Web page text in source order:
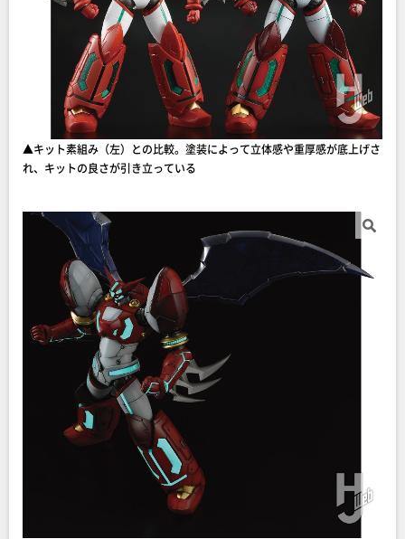
▲キット素組み（左）との比較。塗装によって立体感や重厚感が底上げさ
れ、キットの良さが引き立っている